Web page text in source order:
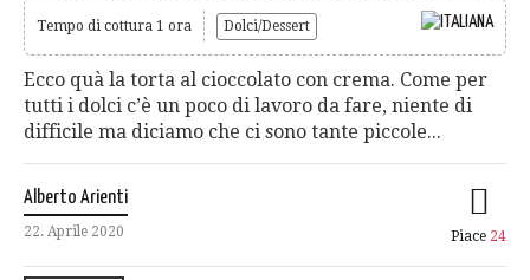
Tempo di cottura 1 ora Dolci/Dessert
Ecco quà la torta al cioccolato con crema. Come per
tutti i dolci c’è un poco di lavoro da fare, niente di
difficile ma diciamo che ci sono tante piccole...
Alberto Arienti
22. Aprile 2020 Piace 24